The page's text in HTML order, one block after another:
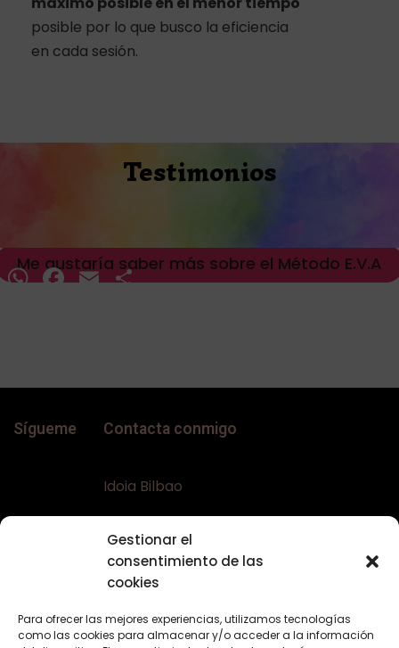
Gestionar el
consentimiento de las
cookies
Para ofrecer las mejores experiencias, utilizamos tecnologías
como las cookies para almacenar y/o acceder a la información
posible por lo que busco la eficiencia
en cada sesión.
Me gustaría saber más sobre el Método E.V.A
Testimonios
WhatsApp
Facebook
Email
Compartir
Sígueme Contacta conmigo
Idoia Bilbao
Teléfono:+34 617644453
Email:bellaconalopecia@gmail.com
Web:
Textos Legales